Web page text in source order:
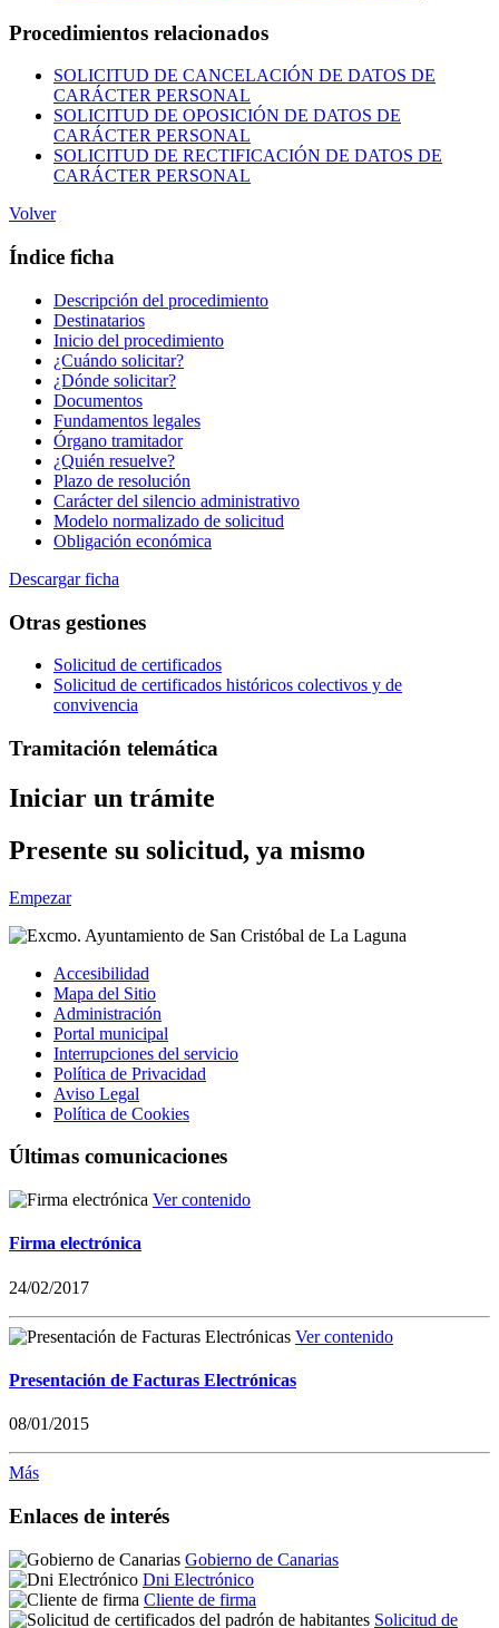
Procedimientos relacionados
SOLICITUD DE CANCELACIÓN DE DATOS DE
CARÁCTER PERSONAL
SOLICITUD DE OPOSICIÓN DE DATOS DE
CARÁCTER PERSONAL
SOLICITUD DE RECTIFICACIÓN DE DATOS DE
CARÁCTER PERSONAL
Volver
Índice ficha
Descripción del procedimiento
Destinatarios
Inicio del procedimiento
¿Cuándo solicitar?
¿Dónde solicitar?
Documentos
Fundamentos legales
Órgano tramitador
¿Quién resuelve?
Plazo de resolución
Carácter del silencio administrativo
Modelo normalizado de solicitud
Obligación económica
Descargar ficha
Otras gestiones
Solicitud de certificados
Solicitud de certificados históricos colectivos y de
convivencia
Tramitación telemática
Iniciar un trámite
Presente su solicitud, ya mismo
Empezar
Accesibilidad
Mapa del Sitio
Administración
Portal municipal
Interrupciones del servicio
Política de Privacidad
Aviso Legal
Política de Cookies
Últimas comunicaciones
Ver contenido
Firma electrónica
24/02/2017
Ver contenido
Presentación de Facturas Electrónicas
08/01/2015
Más
Enlaces de interés
Gobierno de Canarias
Dni Electrónico
Cliente de firma
Solicitud de